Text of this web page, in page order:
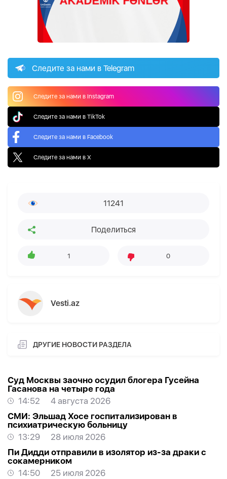
Следите за нами в Telegram
Следите за нами в Instagram
Следите за нами в TikTok
Следите за нами в Facebook
Следите за нами в X
11241
Поделиться
1 0
Vesti.az
ДРУГИЕ НОВОСТИ РАЗДЕЛА
Суд Москвы заочно осудил блогера Гусейна
Гасанова на четыре года
14:52
4 августа 2026
СМИ: Эльшад Хосе госпитализирован в
психиатрическую больницу
13:29
28 июля 2026
Пи Дидди отправили в изолятор из-за драки с
сокамерником
14:50
25 июля 2026